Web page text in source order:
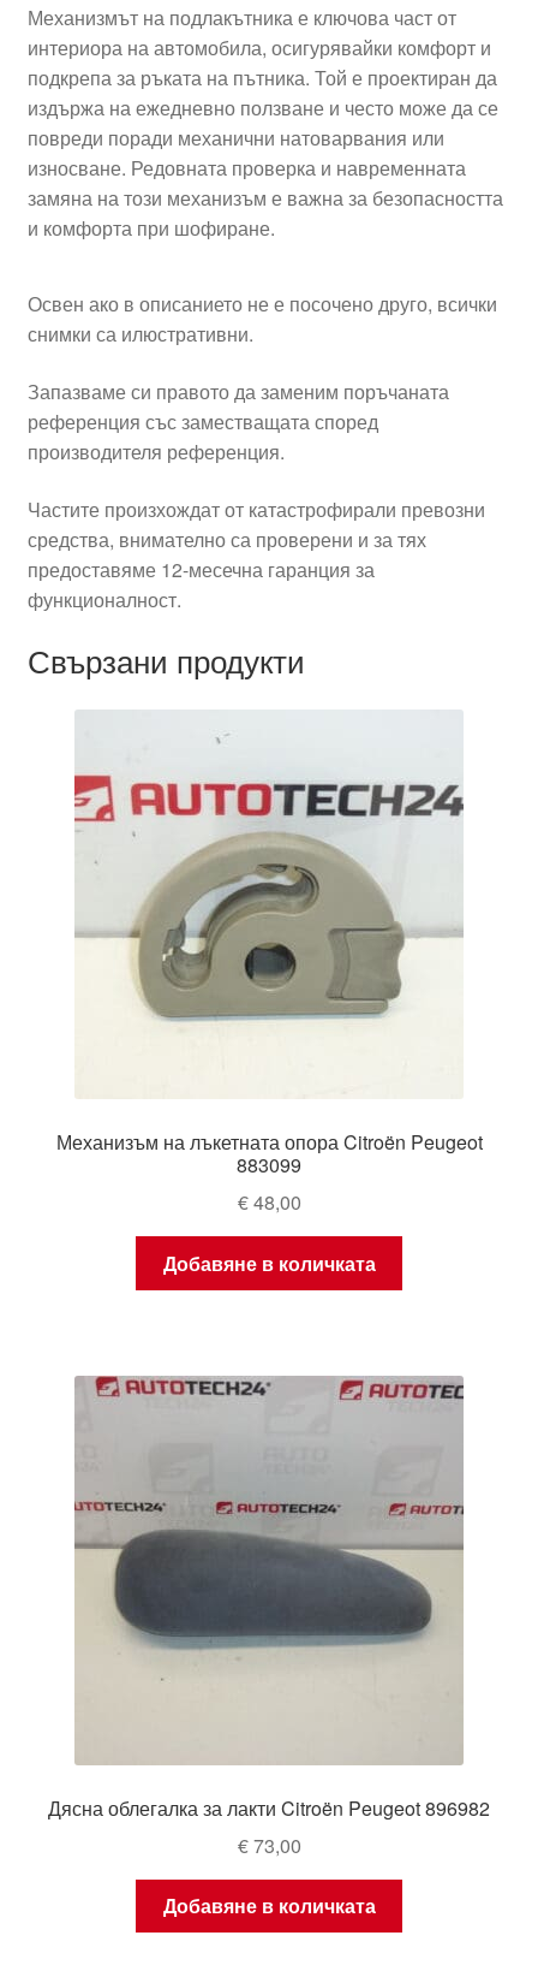
Механизмът на подлакътника е ключова част от
интериора на автомобила, осигурявайки комфорт и
подкрепа за ръката на пътника. Той е проектиран да
издържа на ежедневно ползване и често може да се
повреди поради механични натоварвания или
износване. Редовната проверка и навременната
замяна на този механизъм е важна за безопасността
и комфорта при шофиране.
Освен ако в описанието не е посочено друго, всички
снимки са илюстративни.
Запазваме си правото да заменим поръчаната
референция със заместващата според
производителя референция.
Частите произхождат от катастрофирали превозни
средства, внимателно са проверени и за тях
предоставяме 12-месечна гаранция за
функционалност.
Свързани продукти
Механизъм на лъкетната опора Citroën Peugeot
883099
€48,00
Добавяне в количката
Дясна облегалка за лакти Citroën Peugeot 896982
€73,00
Добавяне в количката